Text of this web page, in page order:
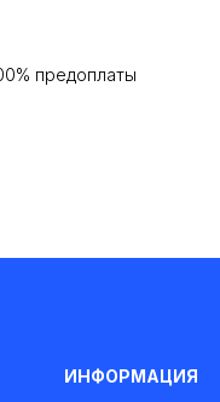
предоплаты
ИНФОРМАЦИЯ